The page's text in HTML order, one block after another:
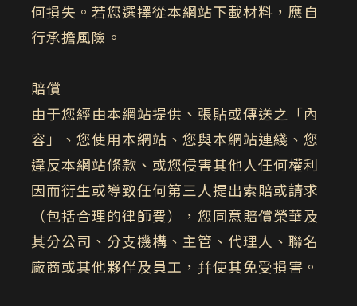
何損失。若您選擇從本網站下載材料，應自
行承擔風險。
賠償
由于您經由本網站提供、張貼或傳送之「內
容」、您使用本網站、您與本網站連綫、您
違反本網站條款、或您侵害其他人任何權利
因而衍生或導致任何第三人提出索賠或請求
（包括合理的律師費），您同意賠償榮華及
其分公司、分支機構、主管、代理人、聯名
廠商或其他夥伴及員工，幷使其免受損害。